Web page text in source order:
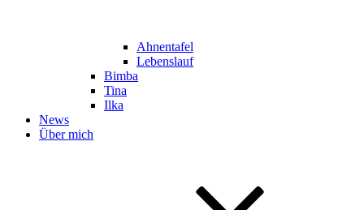
Ahnentafel
Lebenslauf
Bimba
Tina
Ilka
News
Über mich